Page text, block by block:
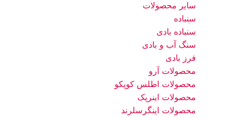
سایر محصولات
سنباده
سنباده بادی
سنگ آب و بادی
فرز بادی
محصولات آرو
محصولات اطلس کوپکو
محصولات اینرپک
محصولات اینگرسلرند